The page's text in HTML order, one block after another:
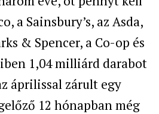
a Sainsbury’s, az Asda,
& Spencer, a Co-op és
1,04 milliárd darabot
áprilissal zárult egy
12 hónapban még